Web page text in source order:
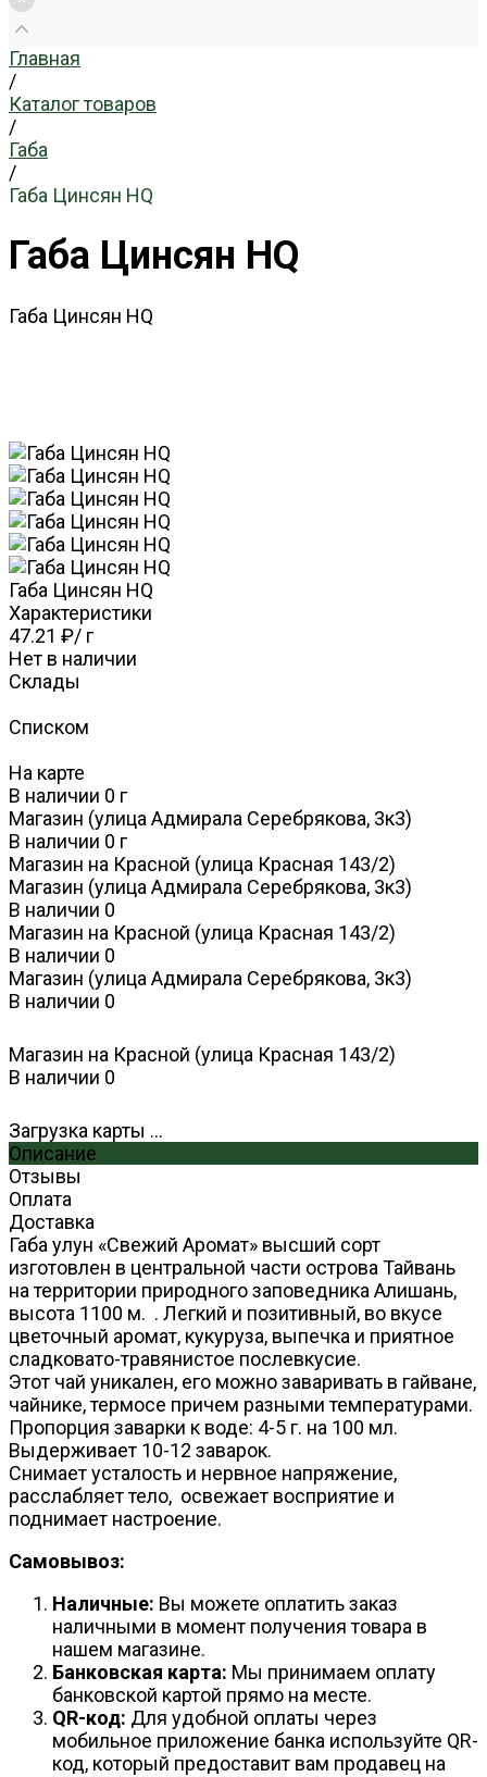
Главная
/
Каталог товаров
/
Габа
/
Габа Цинcян HQ
Габа Цинcян HQ
Габа Цинcян HQ
Габа Цинcян HQ
Характеристики
47.21 ₽/ г
Нет в наличии
Склады
Списком
На карте
В наличии 0 г
Магазин (улица Адмирала Серебрякова, 3к3)
В наличии 0 г
Магазин на Красной (улица Красная 143/2)
Магазин (улица Адмирала Серебрякова, 3к3)
В наличии 0
Магазин на Красной (улица Красная 143/2)
В наличии 0
Магазин (улица Адмирала Серебрякова, 3к3)
В наличии 0
Магазин на Красной (улица Красная 143/2)
В наличии 0
Загрузка карты ...
Описание
Отзывы
Оплата
Доставка
Габа улун «Свежий Аромат» высший сорт
изготовлен в центральной части острова Тайвань
на территории природного заповедника Алишань,
высота 1100 м. . Легкий и позитивный, во вкусе
цветочный аромат, кукуруза, выпечка и приятное
сладковато-травянистое послевкусие.
Этот чай уникален, его можно заваривать в гайване,
чайнике, термосе причем разными температурами.
Пропорция заварки к воде: 4-5 г. на 100 мл.
Выдерживает 10-12 заварок.
Снимает усталость и нервное напряжение,
расслабляет тело, освежает восприятие и
поднимает настроение.
Самовывоз:
Наличные: Вы можете оплатить заказ
наличными в момент получения товара в
нашем магазине.
Банковская карта: Мы принимаем оплату
банковской картой прямо на месте.
QR-код: Для удобной оплаты через
мобильное приложение банка используйте QR-
код, который предоставит вам продавец на